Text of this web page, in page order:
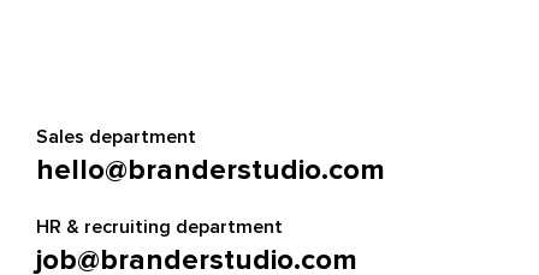
Sales department
hello@branderstudio.com
HR & recruiting department
job@branderstudio.com